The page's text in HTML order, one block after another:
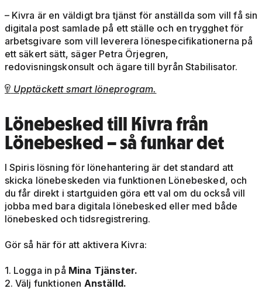
– Kivra är en väldigt bra tjänst för anställda som vill få sin
digitala post samlade på ett ställe och en trygghet för
arbetsgivare som vill leverera lönespecifikationerna på
ett säkert sätt, säger Petra Örjegren,
redovisningskonsult och ägare till byrån Stabilisator.
 Upptäckett smart löneprogram.
Lönebesked till Kivra från
Lönebesked – så funkar det
I Spiris lösning för lönehantering är det standard att
skicka lönebeskeden via funktionen Lönebesked, och
du får direkt i startguiden göra ett val om du också vill
jobba med bara digitala lönebesked eller med både
lönebesked och tidsregistrering.
Gör så här för att aktivera Kivra:
1. Logga in på Mina Tjänster.
2. Välj funktionen Anställd.